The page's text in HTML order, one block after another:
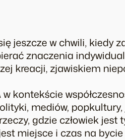
jeszcze w chwili, kiedy
znaczenia
kreacji, zjawiskiem
kontekście
mediów,
gdzie człowiek jest
miejsce i czas na